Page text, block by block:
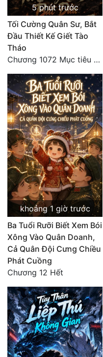
Tu Chân
Tu Tiên
Tội Phạm
Võ Hiệp
Võng Du
Xuyên Không
Xuyên Nhanh
Xuyên Sách
Xuyên Thư
Điền Văn
Đô Thị
Đông Phương
Đông Phương Huyền Huyễn
Đồng Nhân
Cẩu Đạo Trường Sinh
Ngự Thú
5 phút trước
Tối Cường Quân Sư, Bắt
Đầu Thiết Kế Giết Tào
Tháo
Chương 1072 Mục tiêu của chúng ta là biển sao trời (2/2)
khoảng 1 giờ trước
Ba Tuổi Rưỡi Biết Xem Bói
Xông Vào Quân Doanh,
Cả Quân Đội Cưng Chiều
Phát Cuồng
Chương 12 Hết